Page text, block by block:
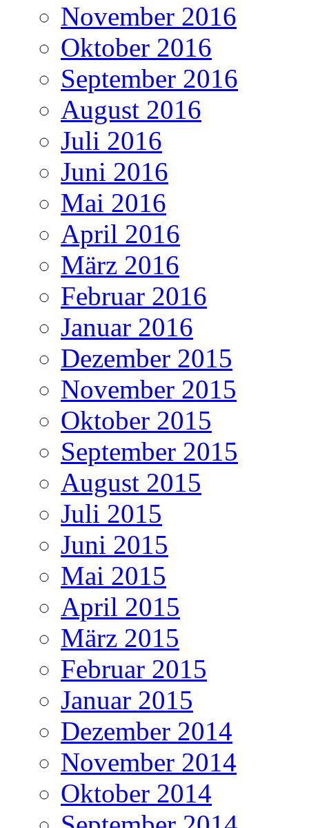
November 2016
Oktober 2016
September 2016
August 2016
Juli 2016
Juni 2016
Mai 2016
April 2016
März 2016
Februar 2016
Januar 2016
Dezember 2015
November 2015
Oktober 2015
September 2015
August 2015
Juli 2015
Juni 2015
Mai 2015
April 2015
März 2015
Februar 2015
Januar 2015
Dezember 2014
November 2014
Oktober 2014